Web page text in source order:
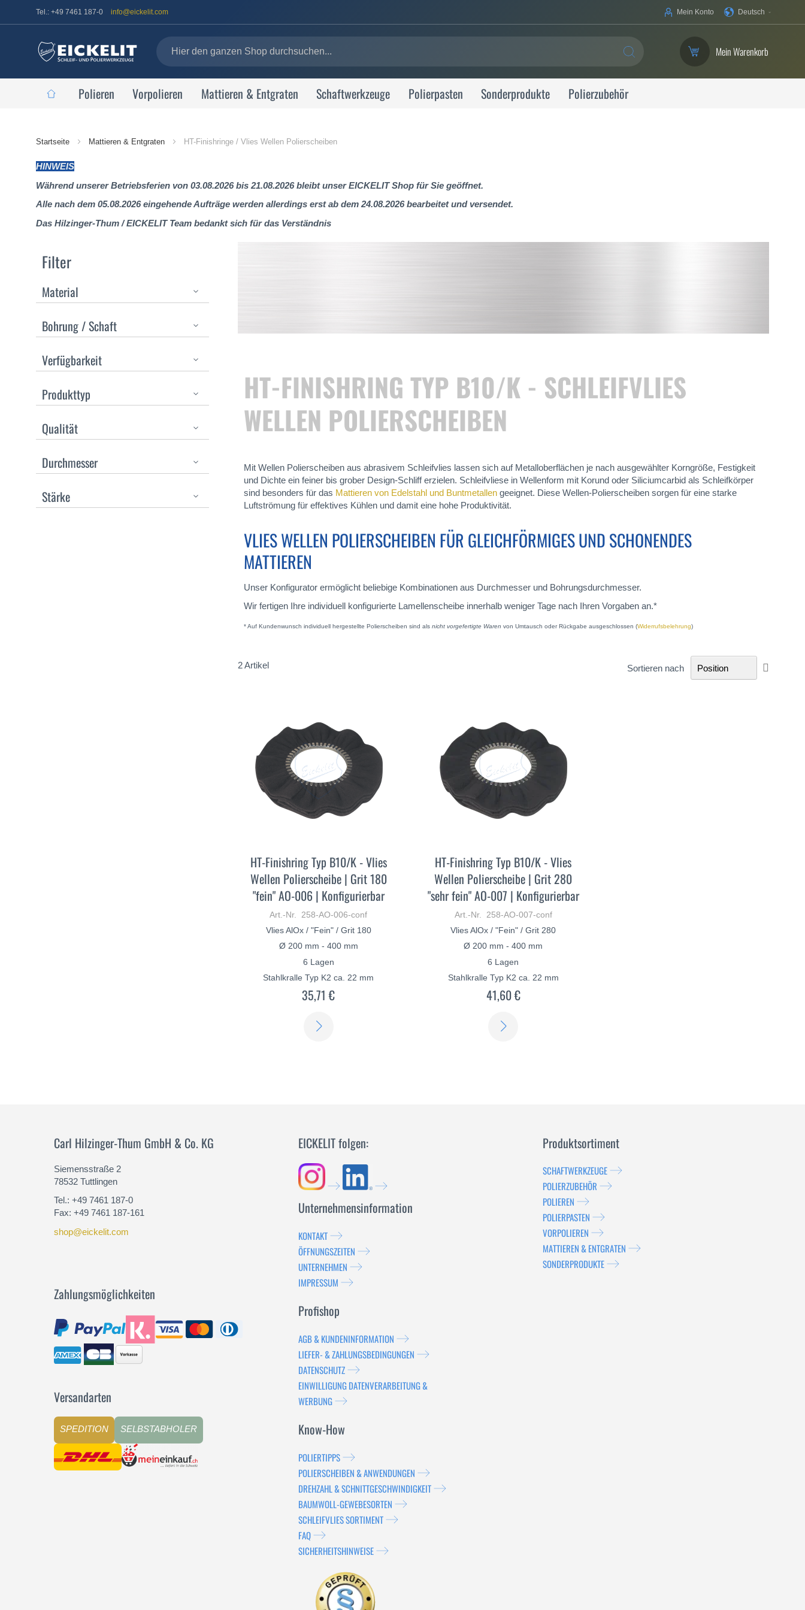
Ihre
Deutsch
Tel.: +49 7461 187-0 info@eickelit.com Mein Konto
SUCHE Mein Warenkorb
Polieren Vorpolieren Mattieren & Entgraten Schaftwerkzeuge Polierpasten Sonderprodukte Polierzubehör
Startseite Mattieren & Entgraten HT-Finishringe / Vlies Wellen Polierscheiben
HINWEIS
Während unserer Betriebsferien von 03.08.2026 bis 21.08.2026 bleibt unser EICKELIT Shop für Sie geöffnet.
Alle nach dem 05.08.2026 eingehende Aufträge werden allerdings erst ab dem 24.08.2026 bearbeitet und versendet.
Das Hilzinger-Thum / EICKELIT Team bedankt sich für das Verständnis
HT-FINISHRING TYP B10/K - SCHLEIFVLIES
WELLEN POLIERSCHEIBEN
Mit Wellen Polierscheiben aus abrasivem Schleifvlies lassen sich auf Metalloberflächen je nach ausgewählter Korngröße, Festigkeit
und Dichte ein feiner bis grober Design-Schliff erzielen. Schleifvliese in Wellenform mit Korund oder Siliciumcarbid als Schleifkörper
sind besonders für das Mattieren von Edelstahl und Buntmetallen geeignet. Diese Wellen-Polierscheiben sorgen für eine starke
Luftströmung für effektives Kühlen und damit eine hohe Produktivität.
VLIES WELLEN POLIERSCHEIBEN FÜR GLEICHFÖRMIGES UND SCHONENDES
MATTIEREN
Unser Konfigurator ermöglicht beliebige Kombinationen aus Durchmesser und Bohrungsdurchmesser.
Wir fertigen Ihre individuell konfigurierte Lamellenscheibe innerhalb weniger Tage nach Ihren Vorgaben an.*
* Auf Kundenwunsch individuell hergestellte Polierscheiben sind alsnicht vorgefertigte Waren von Umtausch oder Rückgabe ausgeschlossen (Widerrufsbelehrung)
2Artikel Sortieren nach
HT-Finishring Typ B10/K - Vlies
Wellen Polierscheibe | Grit 180
"fein" AO-006 | Konfigurierbar
Art.-Nr. 258-AO-006-conf
Vlies AlOx / "Fein" / Grit 180
Ø 200 mm - 400 mm
6 Lagen
Stahlkralle Typ K2 ca. 22 mm
35,71 €
HT-Finishring Typ B10/K - Vlies
Wellen Polierscheibe | Grit 280
"sehr fein" AO-007 | Konfigurierbar
Art.-Nr. 258-AO-007-conf
Vlies AlOx / "Fein" / Grit 280
Ø 200 mm - 400 mm
6 Lagen
Stahlkralle Typ K2 ca. 22 mm
41,60 €
Filter
Material
Bohrung / Schaft
Verfügbarkeit
Produkttyp
Qualität
Durchmesser
Stärke
Carl Hilzinger-Thum GmbH & Co. KG
Siemensstraße 2
78532 Tuttlingen
Tel.: +49 7461 187-0
Fax: +49 7461 187-161
shop@eickelit.com
Zahlungsmöglichkeiten
Versandarten
SPEDITION SELBSTABHOLER
EICKELIT folgen:
Unternehmensinformation
KONTAKT
ÖFFNUNGSZEITEN
UNTERNEHMEN
IMPRESSUM
Profishop
AGB & KUNDENINFORMATION
LIEFER- & ZAHLUNGSBEDINGUNGEN
DATENSCHUTZ
EINWILLIGUNG DATENVERARBEITUNG &
WERBUNG
Know-How
POLIERTIPPS
POLIERSCHEIBEN & ANWENDUNGEN
DREHZAHL & SCHNITTGESCHWINDIGKEIT
BAUMWOLL-GEWEBESORTEN
SCHLEIFVLIES SORTIMENT
FAQ
SICHERHEITSHINWEISE
Produktsortiment
SCHAFTWERKZEUGE
POLIERZUBEHÖR
POLIEREN
POLIERPASTEN
VORPOLIEREN
MATTIEREN & ENTGRATEN
SONDERPRODUKTE